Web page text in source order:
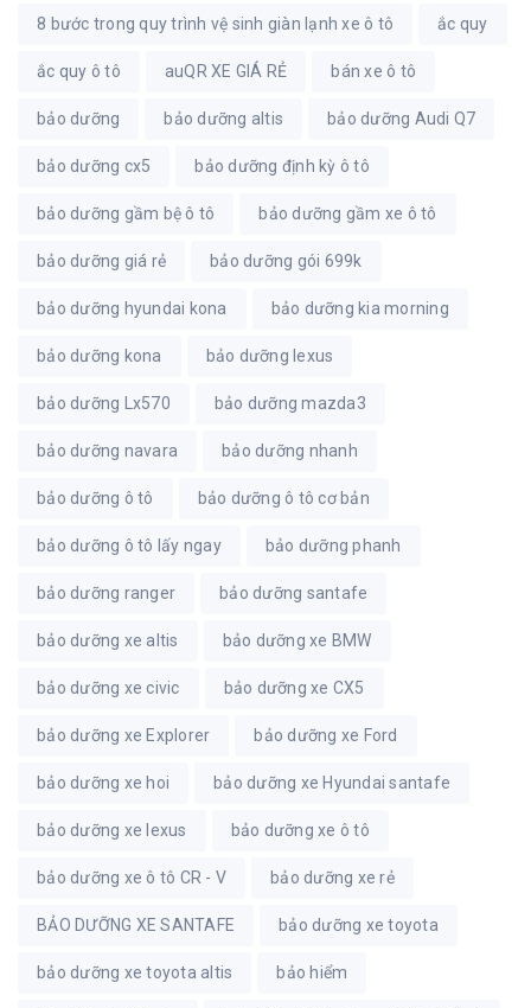
8 bước trong quy trình vệ sinh giàn lạnh xe ô tô ắc quy
ắc quy ô tô auQR XE GIÁ RẺ bán xe ô tô
bảo dưỡng bảo dưỡng altis bảo dưỡng Audi Q7
bảo dưỡng cx5 bảo dưỡng định kỳ ô tô
bảo dưỡng gầm bệ ô tô bảo dưỡng gầm xe ô tô
bảo dưỡng giá rẻ bảo dưỡng gói 699k
bảo dưỡng hyundai kona bảo dưỡng kia morning
bảo dưỡng kona bảo dưỡng lexus
bảo dưỡng Lx570 bảo dưỡng mazda3
bảo dưỡng navara bảo dưỡng nhanh
bảo dưỡng ô tô bảo dưỡng ô tô cơ bản
bảo dưỡng ô tô lấy ngay bảo dưỡng phanh
bảo dưỡng ranger bảo dưỡng santafe
bảo dưỡng xe altis bảo dưỡng xe BMW
bảo dưỡng xe civic bảo dưỡng xe CX5
bảo dưỡng xe Explorer bảo dưỡng xe Ford
bảo dưỡng xe hoi bảo dưỡng xe Hyundai santafe
bảo dưỡng xe lexus bảo dưỡng xe ô tô
bảo dưỡng xe ô tô CR - V bảo dưỡng xe rẻ
BẢO DƯỠNG XE SANTAFE bảo dưỡng xe toyota
bảo dưỡng xe toyota altis bảo hiểm